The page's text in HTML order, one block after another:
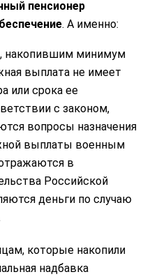
пенсионер
. А именно:
накопившим минимум
выплата не имеет
или срока ее
с законом,
вопросы назначения
выплаты военным
в
Российской
деньги по случаю
которые накопили
надбавка